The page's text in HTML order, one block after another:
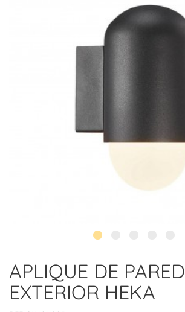
APLIQUE DE PARED
EXTERIOR HEKA